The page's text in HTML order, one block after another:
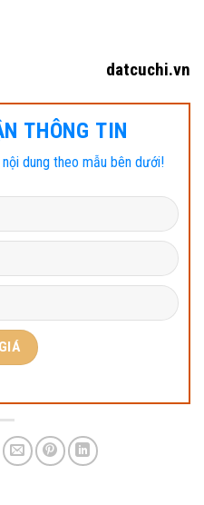
datcuchi.vn
THÔNG TIN
dung theo mẫu bên dưới!